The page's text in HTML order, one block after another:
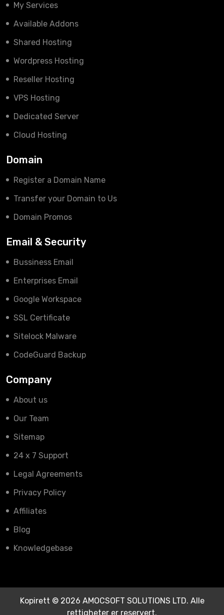
My Services
Available Addons
Shared Hosting
Wordpress Hosting
Reseller Hosting
VPS Hosting
Dedicated Server
Cloud Hosting
Domain
Register a Domain Name
Transfer your Domain to Us
Domain Promos
Email & Security
Bussiness Email
Enterprises Email
Google Workspace
SSL Certificate
Sitelock Malware
CodeGuard Backup
Company
About us
Our Team
Sitemap
24 x 7 Support
Legal Agreements
Privacy Policy
Affiliates
Blog
Knowledgebase
Kopirett © 2026 AMOCSOFT SOLUTIONS LTD. Alle
rettigheter er reservert.